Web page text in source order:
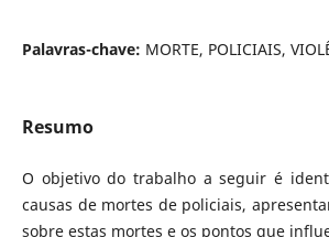
Palavras-chave: MORTE, POLICIAIS,
Resumo
O objetivo do trabalho a seguir é
causas de mortes de policiais,
sobre estas mortes e os pontos que